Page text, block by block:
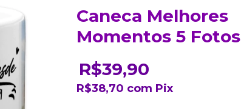
Caneca Melhores
Momentos 5 Fotos
R$39,90
R$38,70 com Pix